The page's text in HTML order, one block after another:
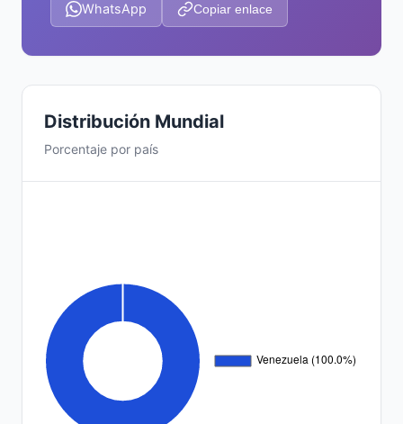
WhatsApp Copiar enlace
Distribución Mundial
Porcentaje por país